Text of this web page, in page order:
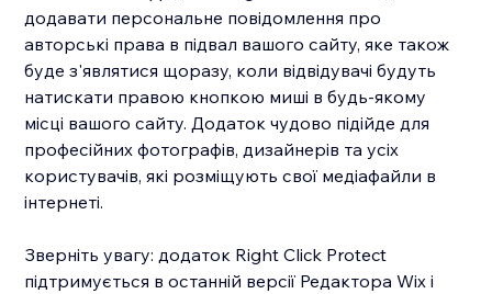
додавати персональне повідомлення про
авторські права в підвал вашого сайту, яке також
буде з'являтися щоразу, коли відвідувачі будуть
натискати правою кнопкою миші в будь-якому
місці вашого сайту. Додаток чудово підійде для
професійних фотографів, дизайнерів та усіх
користувачів, які розміщують свої медіафайли в
інтернеті.
Зверніть увагу: додаток Right Click Protect
підтримується в останній версії Редактора Wix і